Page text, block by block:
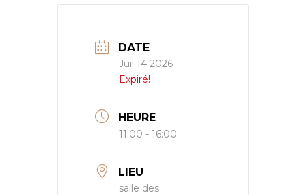
DATE
Juil 14 2026
Expiré!
HEURE
11:00 - 16:00
LIEU
salle des